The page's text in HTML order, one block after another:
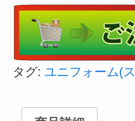
タグ: ユニフォーム(